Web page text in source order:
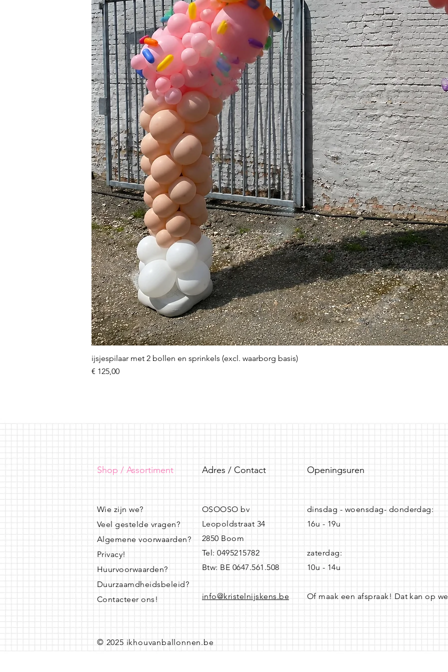
ijsjespilaar met 2 bollen en sprinkels (excl. waarborg basis)
Prijs
€ 125,00
Shop / Assortiment Adres / Contact Openingsuren
Wie zijn we?
Veel gestelde vragen?
Algemene voorwaarden?
Privacy!
Huurvoorwaarden?
Duurzaamdheidsbeleid?
Contacteer ons!
OSOOSO bv
Leopoldstraat 34
2850 Boom
Tel: 0495215782
Btw: BE 0647.561.508
info@kristelnijskens.be
dinsdag - woensdag- donderdag:
16u - 19u
zaterdag:
10u - 14u
Of maak een afspraak! Dat kan op
© 2025 ikhouvanballonnen.be